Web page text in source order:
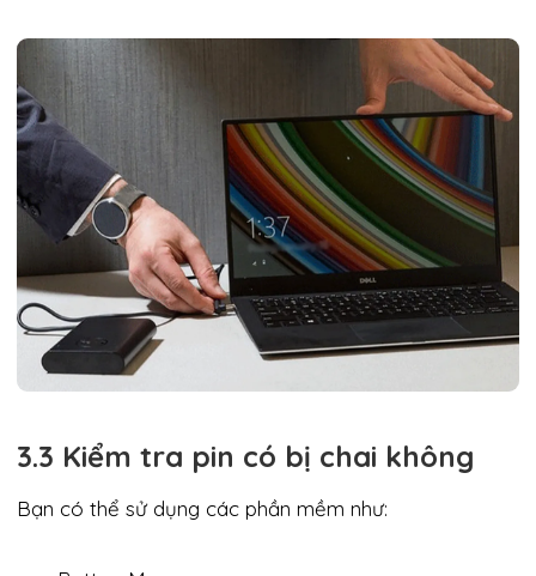
3.3 Kiểm tra pin có bị chai không
Bạn có thể sử dụng các phần mềm như: